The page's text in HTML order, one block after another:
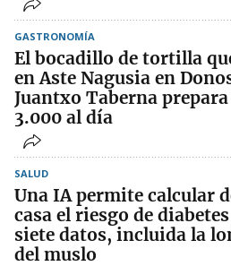
GASTRONOMÍA
El bocadillo de tortilla
en Aste Nagusia en
Juantxo Taberna
3.000 al día
SALUD
Una IA permite calcular
casa el riesgo de
siete datos, incluida la
del muslo